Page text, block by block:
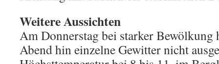
Weitere Aussichten
Am Donnerstag bei starker Bewölkung
Abend hin einzelne Gewitter nicht